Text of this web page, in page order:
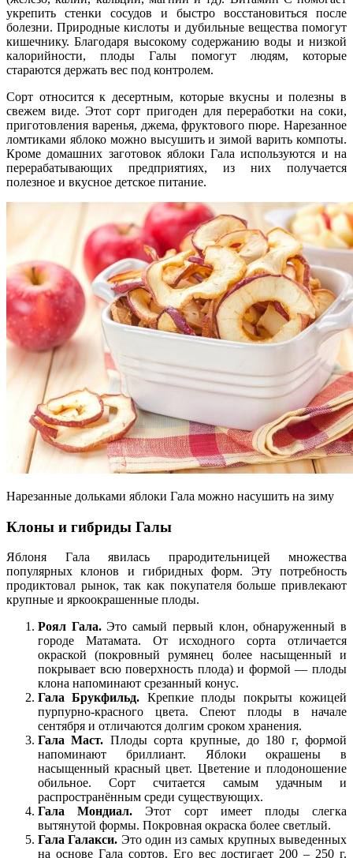
укрепить стенки сосудов и быстро восстановиться после
болезни. Природные кислоты и дубильные вещества помогут
кишечнику. Благодаря высокому содержанию воды и низкой
калорийности, плоды Галы помогут людям, которые
стараются держать вес под контролем.
Сорт относится к десертным, которые вкусны и полезны в
свежем виде. Этот сорт пригоден для переработки на соки,
приготовления варенья, джема, фруктового пюре. Нарезанное
ломтиками яблоко можно высушить и зимой варить компоты.
Кроме домашних заготовок яблоки Гала используются и на
перерабатывающих предприятиях, из них получается
полезное и вкусное детское питание.
Нарезанные дольками яблоки Гала можно насушить на зиму
Клоны и гибриды Галы
Яблоня Гала явилась прародительницей множества
популярных клонов и гибридных форм. Эту потребность
продиктовал рынок, так как покупателя больше привлекают
крупные и яркоокрашенные плоды.
Роял Гала.Это самый первый клон, обнаруженный в
городе Матамата. От исходного сорта отличается
окраской (покровный румянец более насыщенный и
покрывает всю поверхность плода) и формой — плоды
клона напоминают срезанный конус.
Гала Брукфильд. Крепкие плоды покрыты кожицей
пурпурно-красного цвета. Спеют плоды в начале
сентября и отличаются долгим сроком хранения.
Гала Маст. Плоды сорта крупные, до 180 г, формой
напоминают бриллиант. Яблоки окрашены в
насыщенный красный цвет. Цветение и плодоношение
обильное. Сорт считается самым удачным и
распространённым среди существующих.
Гала Мондиал. Этот сорт имеет плоды слегка
вытянутой формы. Покровная окраска более светлый.
Гала Галакси. Это один из самых крупных выведенных
на основе Гала сортов. Его вес достигает 200 – 250 г.